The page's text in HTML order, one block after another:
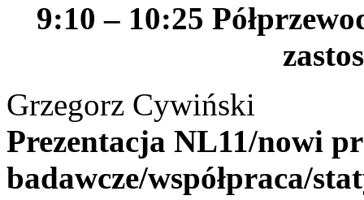
9:10 – 10:25
Grzegorz Cywiński
Prezentacja NL11/nowi
badawcze/współpraca/